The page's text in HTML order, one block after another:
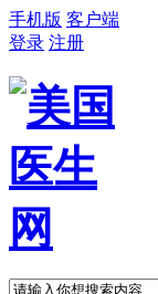
手机版 客户端
登录 注册